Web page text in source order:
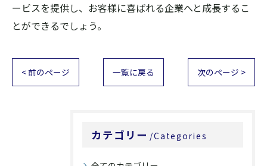
ービスを提供し、お客様に喜ばれる企業へと成長するこ
とができるでしょう。
< 前のページ 一覧に戻る 次のページ >
カテゴリー Categories